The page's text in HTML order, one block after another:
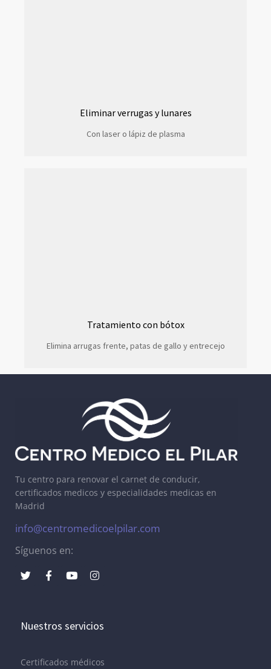
Eliminar verrugas y lunares
Con laser o lápiz de plasma
Tratamiento con bótox
Elimina arrugas frente, patas de gallo y entrecejo
Tu centro para renovar el carnet de conducir,
certificados medicos y especialidades medicas en
Madrid
info@centromedicoelpilar.com
Síguenos en:
Nuestros servicios
Certificados médicos